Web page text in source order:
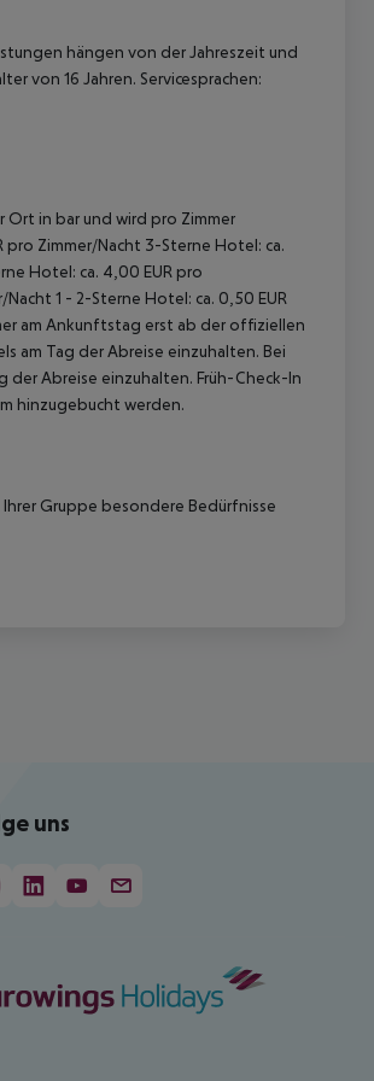
hängen von der Jahreszeit und
von 16 Jahren. Servicesprachen:
in bar und wird pro Zimmer
pro Zimmer/Nacht 3-Sterne Hotel: ca.
Hotel: ca. 4,00 EUR pro
1 - 2-Sterne Hotel: ca. 0,50 EUR
am Ankunftstag erst ab der offiziellen
am Tag der Abreise einzuhalten. Bei
Abreise einzuhalten. Früh-Check-In
hinzugebucht werden.
Gruppe besondere Bedürfnisse
uns